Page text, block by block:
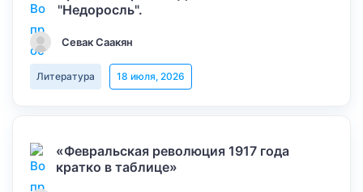
"Недоросль".
Севак Саакян
Литература 18 июля, 2026
«Февральская революция 1917 года
кратко в таблице»